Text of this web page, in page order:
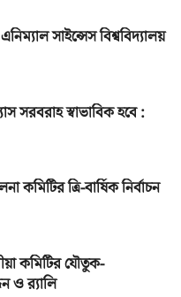
সাইন্সেস বিশ্ববিদ্যালয়
সরবরাহ স্বাভাবিক হবে :
কমিটির ত্রি-বার্ষিক নির্বাচন
কমিটির যৌতুক-
ও র‌্যালি